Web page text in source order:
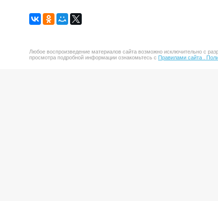
Любое воспроизведение материалов сайта возможно исключительно с
просмотра подробной информации ознакомьтесь с Правилами сайта .